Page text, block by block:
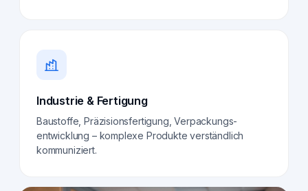
Industrie & Fertigung
Baustoffe, Präzisionsfertigung, Verpackungs­
entwicklung – komplexe Produkte verständlich
kommuniziert.